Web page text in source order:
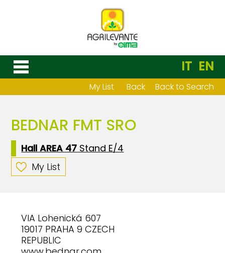
IT EN
My List Back Back to Search
BEDNAR FMT SRO
Hall AREA 47 Stand E/4
My List
VIA Lohenická 607
19017 PRAHA 9 CZECH
REPUBLIC